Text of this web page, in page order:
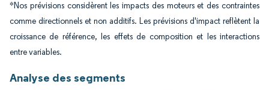
*Nos prévisions considèrent les impacts des moteurs et des contraintes
comme directionnels et non additifs. Les prévisions d'impact reflètent la
croissance de référence, les effets de composition et les interactions
entre variables.
Analyse des segments